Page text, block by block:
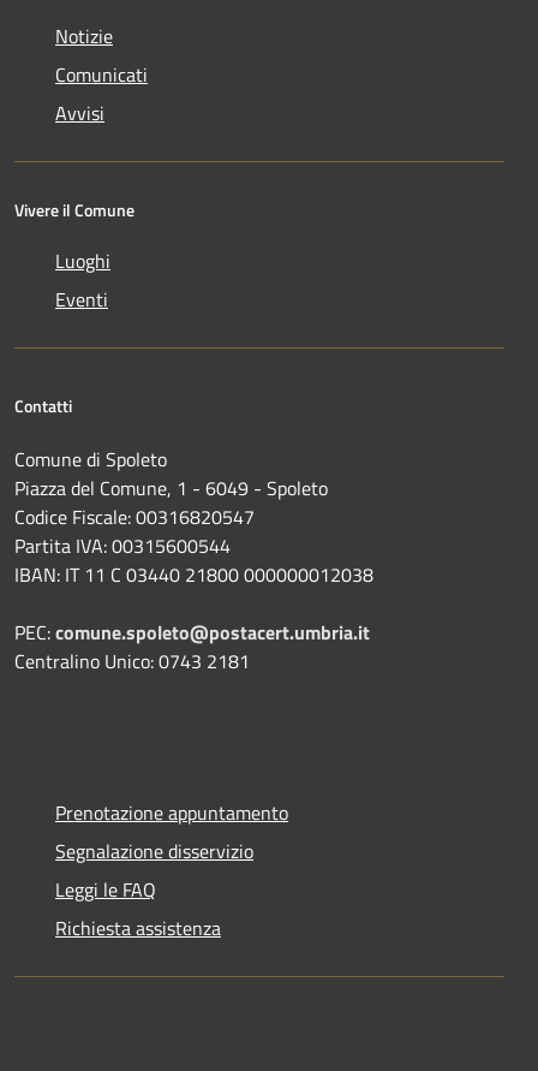
Notizie
Comunicati
Avvisi
Vivere il Comune
Luoghi
Eventi
Contatti
Comune di Spoleto
Piazza del Comune, 1 - 6049 - Spoleto
Codice Fiscale: 00316820547
Partita IVA: 00315600544
IBAN: IT 11 C 03440 21800 000000012038
PEC:comune.spoleto@postacert.umbria.it
Centralino Unico: 0743 2181
Prenotazione appuntamento
Segnalazione disservizio
Leggi le FAQ
Richiesta assistenza